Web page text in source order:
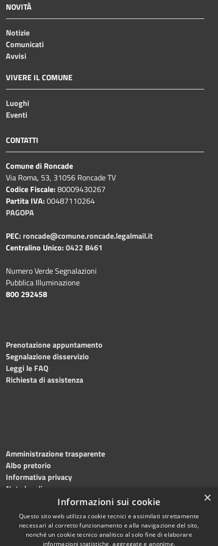
NOVITÀ
Notizie
Comunicati
Avvisi
VIVERE IL COMUNE
Luoghi
Eventi
CONTATTI
Comune di Roncade
Via Roma, 53, 31056 Roncade TV
Codice Fiscale:80009430267
Partita IVA:00487110264
PAGOPA
PEC: roncade@comune.roncade.legalmail.it
Centralino Unico:0422 8461
Numero Verde Segnalazioni
Pubblica Illuminazione
800 292458
Prenotazione appuntamento
Segnalazione disservizio
Leggi le FAQ
Richiesta di assistenza
Amministrazione trasparente
Albo pretorio
Informativa privacy
Note legali
Dichiarazione di accessibilità
×
Informazioni sui cookie
Questo sito web utilizza cookie tecnici e assimilati strettamente
necessari al corretto funzionamento e alla navigazione del sito,
nonché un cookie tecnico analitico al solo fine di elaborare
informazioni statistiche, aggregate e anonime.